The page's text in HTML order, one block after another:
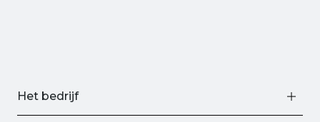
Het bedrijf